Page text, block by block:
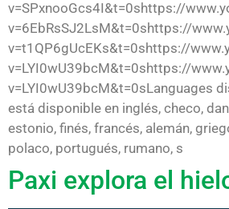
v=SPxnooGcs4I&t=0shttps://
v=6EbRsSJ2LsM&t=0shttps://
v=t1QP6gUcEKs&t=0shttps://
v=LYI0wU39bcM&t=0shttps://
v=LYI0wU39bcM&t=0sLanguages
está disponible en inglés, checo,
estonio, finés, francés, alemán,
polaco, portugués, rumano, s
Paxi explora el